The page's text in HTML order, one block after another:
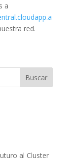
a
red.
Buscar
al Cluster